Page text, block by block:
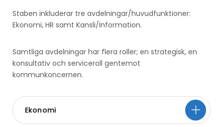
Staben inkluderar tre avdelningar/huvudfunktioner:
Ekonomi, HR samt Kansli/Information.
Samtliga avdelningar har flera roller; en strategisk, en
konsultativ och serviceroll gentemot
kommunkoncernen.
Ekonomi